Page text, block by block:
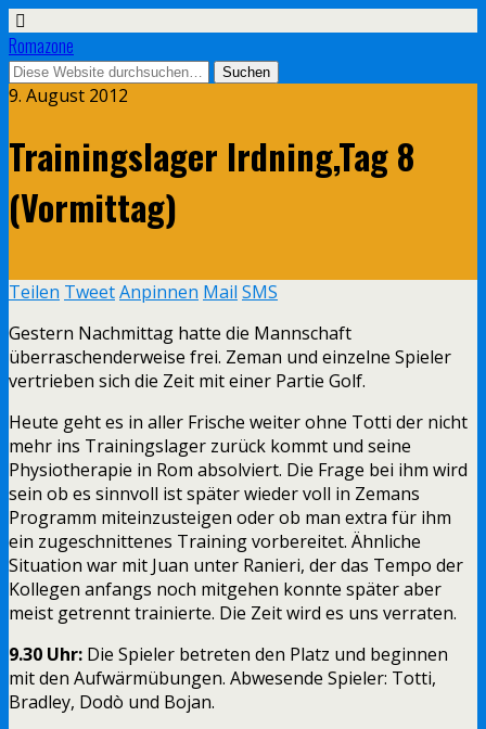
Romazone
9. August 2012
Trainingslager Irdning,Tag 8
(Vormittag)
Teilen TweetAnpinnen Mail SMS
Gestern Nachmittag hatte die Mannschaft
überraschenderweise frei. Zeman und einzelne Spieler
vertrieben sich die Zeit mit einer Partie Golf.
Heute geht es in aller Frische weiter ohne Totti der nicht
mehr ins Trainingslager zurück kommt und seine
Physiotherapie in Rom absolviert. Die Frage bei ihm wird
sein ob es sinnvoll ist später wieder voll in Zemans
Programm miteinzusteigen oder ob man extra für ihm
ein zugeschnittenes Training vorbereitet. Ähnliche
Situation war mit Juan unter Ranieri, der das Tempo der
Kollegen anfangs noch mitgehen konnte später aber
meist getrennt trainierte. Die Zeit wird es uns verraten.
9.30 Uhr: Die Spieler betreten den Platz und beginnen
mit den Aufwärmübungen. Abwesende Spieler: Totti,
Bradley, Dodò und Bojan.